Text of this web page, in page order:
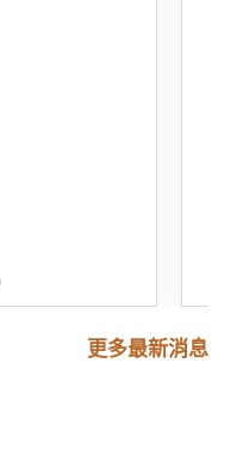
更多最新消息